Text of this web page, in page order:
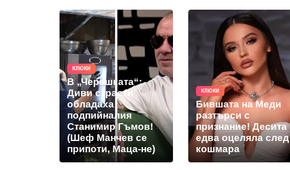
КЛЮКИ
В „Черешката“:
Диви страсти
обладаха
подпийналия
Станимир Гъмов!
(Шеф Манчев се
припоти, Маца-не)
КЛЮКИ
Бившата на Меди
разтърси с
признание! Десита
едва оцеляла след
кошмара